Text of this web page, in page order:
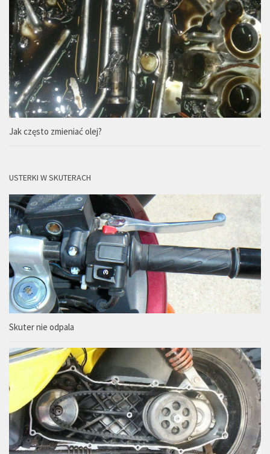
Jak często zmieniać olej?
USTERKI W SKUTERACH
Skuter nie odpala